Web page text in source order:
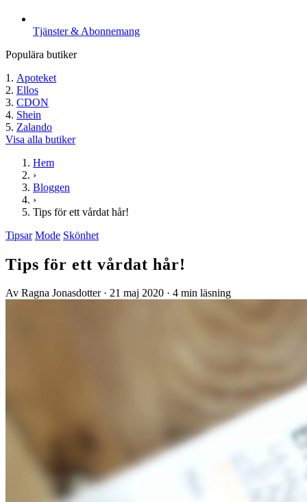
Tjänster & Abonnemang
Populära butiker
Apoteket
Ellos
CDON
Shein
Zalando
Visa alla butiker
Hem
›
Bloggen
›
Tips för ett vårdat hår!
Tipsar Mode Skönhet
Tips för ett vårdat hår!
Av Ragna Jonasdotter · 21 maj 2020 · 4 min läsning